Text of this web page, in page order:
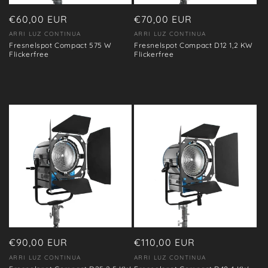
:
Precio
habitual
€60,00 EUR
Proveedor:
ARRI LUZ CONTINUA
Fresnelspot Compact 575 W
Flickerfree
Precio
habitual
€70,00 EUR
Proveedor:
ARRI LUZ CONTINUA
Fresnelspot Compact D12 1,2 KW
Flickerfree
Precio
habitual
€90,00 EUR
Proveedor:
ARRI LUZ CONTINUA
Precio
habitual
€110,00 EUR
Proveedor:
ARRI LUZ CONTINUA